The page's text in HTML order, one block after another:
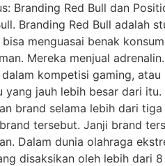
Branding Red Bull dan
Branding Red Bull adalah
menguasai benak
Mereka menjual
kompetisi gaming,
yang jauh lebih besar dari
brand selama lebih dari
tersebut. Janji brand
Dalam dunia olahraga
disaksikan oleh lebih dari